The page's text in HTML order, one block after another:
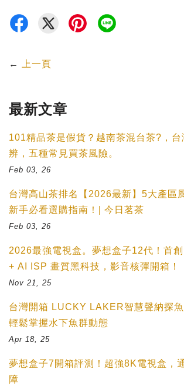
← 上一頁
最新文章
101精品茶是假貨？越南茶混台茶?，台
辨，五種常見買茶風險。
Feb 03, 26
台灣高山茶排名【2026最新】5大產區
新手必看選購指南！| 今日茗茶
Feb 03, 26
2026最強電視盒。夢想盒子12代！首
+ AI ISP 畫質黑科技，影音核彈開箱！
Nov 21, 25
台灣開箱 LUCKY LAKER智慧聲納探魚
輕鬆掌握水下魚群動態
Apr 18, 25
夢想盒子7開箱評測！超強8K電視盒，
障